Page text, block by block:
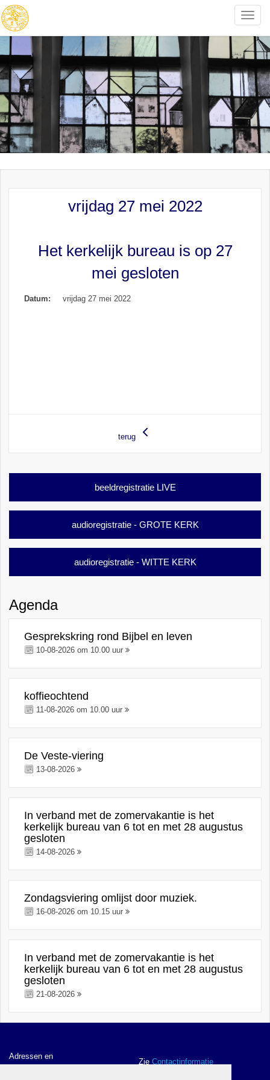
Toggle
vrijdag 27 mei 2022
Het kerkelijk bureau is op 27
mei gesloten
Datum: vrijdag 27 mei 2022
terug
beeldregistratie LIVE
audioregistratie - GROTE KERK
audioregistratie - WITTE KERK
Agenda
Gesprekskring rond Bijbel en leven
10-08-2026 om 10.00 uur
koffieochtend
11-08-2026 om 10.00 uur
De Veste-viering
13-08-2026
In verband met de zomervakantie is het
kerkelijk bureau van 6 tot en met 28 augustus
gesloten
14-08-2026
Zondagsviering omlijst door muziek.
16-08-2026 om 10.15 uur
In verband met de zomervakantie is het
kerkelijk bureau van 6 tot en met 28 augustus
gesloten
21-08-2026
Adressen en
contactgegevens
Zie Contactinformatie